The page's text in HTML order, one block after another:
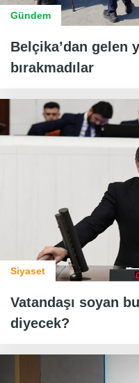
Gündem
Belçika’dan gelen
bırakmadılar
Siyaset
Vatandaşı soyan
diyecek?